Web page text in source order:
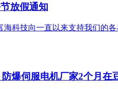
放假通知
科技向一直以来支持我们的
爆伺服电机厂家2个月在